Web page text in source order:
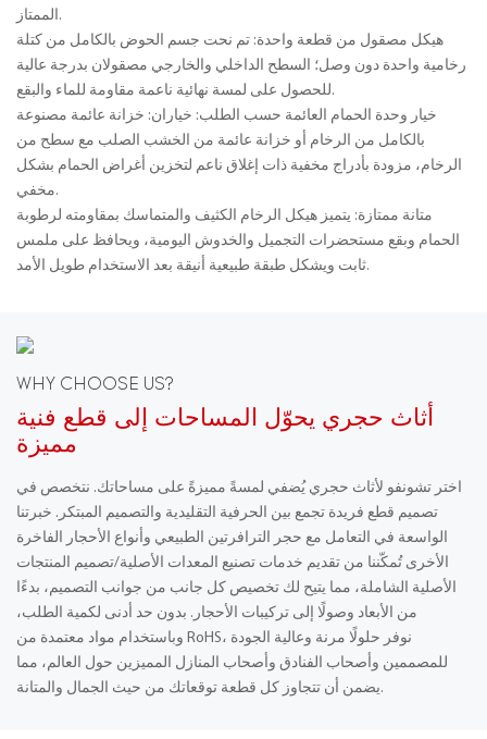
الممتاز.
هيكل مصقول من قطعة واحدة: تم نحت جسم الحوض بالكامل من كتلة
رخامية واحدة دون وصل؛ السطح الداخلي والخارجي مصقولان بدرجة عالية
للحصول على لمسة نهائية ناعمة مقاومة للماء والبقع.
خيار وحدة الحمام العائمة حسب الطلب: خياران: خزانة عائمة مصنوعة
بالكامل من الرخام أو خزانة عائمة من الخشب الصلب مع سطح من
الرخام، مزودة بأدراج مخفية ذات إغلاق ناعم لتخزين أغراض الحمام بشكل
مخفي.
متانة ممتازة: يتميز هيكل الرخام الكثيف والمتماسك بمقاومته لرطوبة
الحمام وبقع مستحضرات التجميل والخدوش اليومية، ويحافظ على ملمس
ثابت ويشكل طبقة طبيعية أنيقة بعد الاستخدام طويل الأمد.
WHY CHOOSE US?
أثاث حجري يحوّل المساحات إلى قطع فنية
مميزة
اختر تشونفو لأثاث حجري يُضفي لمسةً مميزةً على مساحاتك. نتخصص في
تصميم قطع فريدة تجمع بين الحرفية التقليدية والتصميم المبتكر. خبرتنا
الواسعة في التعامل مع حجر الترافرتين الطبيعي وأنواع الأحجار الفاخرة
الأخرى تُمكّننا من تقديم خدمات تصنيع المعدات الأصلية/تصميم المنتجات
الأصلية الشاملة، مما يتيح لك تخصيص كل جانب من جوانب التصميم، بدءًا
من الأبعاد وصولًا إلى تركيبات الأحجار. بدون حد أدنى لكمية الطلب،
وباستخدام مواد معتمدة من RoHS، نوفر حلولًا مرنة وعالية الجودة
للمصممين وأصحاب الفنادق وأصحاب المنازل المميزين حول العالم، مما
يضمن أن تتجاوز كل قطعة توقعاتك من حيث الجمال والمتانة.